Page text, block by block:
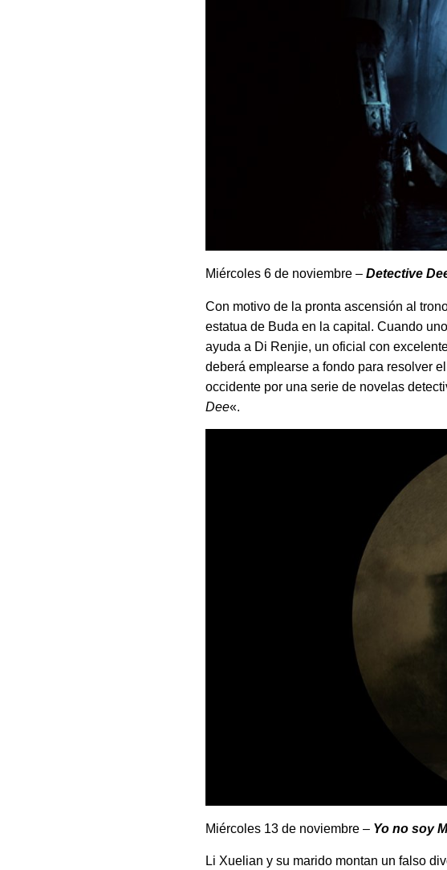
Miércoles 6 de noviembre –Detective
Con motivo de la pronta ascensión al
estatua de Buda en la capital. Cuando
ayuda a Di Renjie, un oficial con
deberá emplearse a fondo para resolver
occidente por una serie de novelas
Dee«.
Miércoles 13 de noviembre – Yo no soy
Li Xuelian y su marido montan un falso